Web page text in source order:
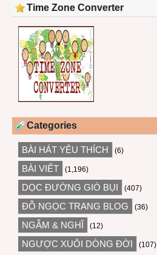
Time Zone Converter
Categories
BÀI HÁT YÊU THÍCH (6)
BÀI VIẾT (1,196)
DỌC ĐƯỜNG GIÓ BỤI (407)
ĐỖ NGỌC TRANG BLOG (36)
NGẪM & NGHĨ (12)
NGƯỢC XUÔI DÒNG ĐỜI (107)